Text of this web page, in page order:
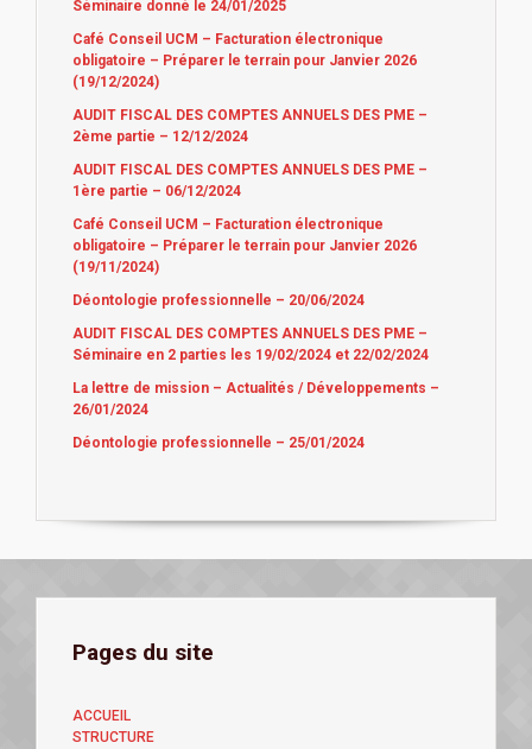
Séminaire donné le 24/01/2025
Café Conseil UCM – Facturation électronique
obligatoire – Préparer le terrain pour Janvier 2026
(19/12/2024)
AUDIT FISCAL DES COMPTES ANNUELS DES PME –
2ème partie – 12/12/2024
AUDIT FISCAL DES COMPTES ANNUELS DES PME –
1ère partie – 06/12/2024
Café Conseil UCM – Facturation électronique
obligatoire – Préparer le terrain pour Janvier 2026
(19/11/2024)
Déontologie professionnelle – 20/06/2024
AUDIT FISCAL DES COMPTES ANNUELS DES PME –
Séminaire en 2 parties les 19/02/2024 et 22/02/2024
La lettre de mission – Actualités / Développements –
26/01/2024
Déontologie professionnelle – 25/01/2024
Pages du site
ACCUEIL
STRUCTURE